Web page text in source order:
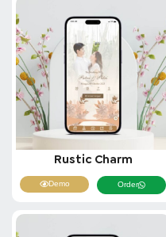
Rustic Charm
Demo Order